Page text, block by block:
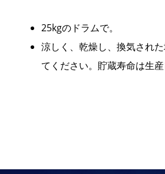
25kgのドラムで。
涼しく、乾燥し、換気され
てください。貯蔵寿命は生